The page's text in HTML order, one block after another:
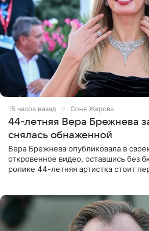
15 часов назад Соня Жарова
44-летняя Вера Брежнева
снялась обнаженной
Вера Брежнева опубликовала в
откровенное видео, оставшись без
ролике 44-летняя артистка стоит